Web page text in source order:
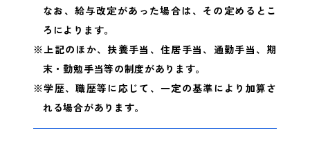
なお、給与改定があった場合は、その定めるとこ
ろによります。
※上記のほか、扶養手当、住居手当、通勤手当、期
末・勤勉手当等の制度があります。
※学歴、職歴等に応じて、一定の基準により加算さ
れる場合があります。